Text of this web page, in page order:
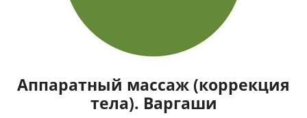
Аппаратный массаж (коррекция
тела). Варгаши